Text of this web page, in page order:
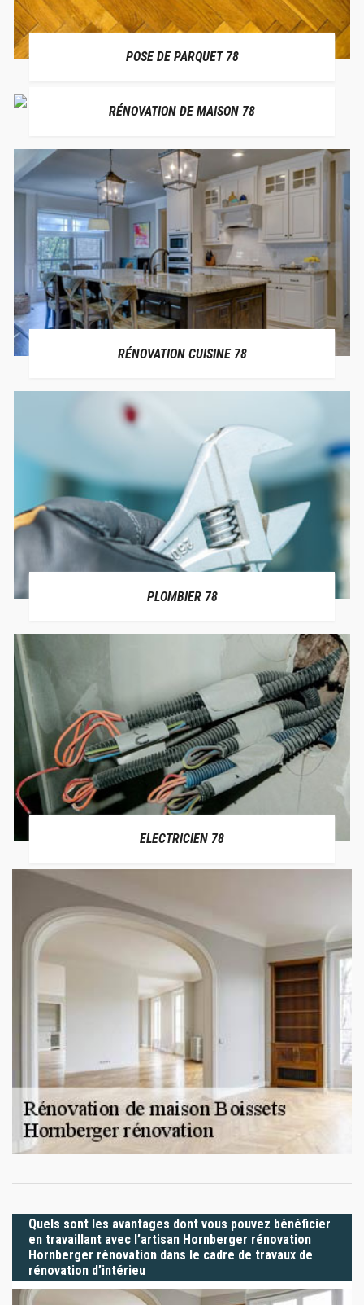
POSE DE PARQUET 78
RÉNOVATION DE MAISON 78
RÉNOVATION CUISINE 78
PLOMBIER 78
ELECTRICIEN 78
Quels sont les avantages dont vous pouvez bénéficier
en travaillant avec l’artisan Hornberger rénovation
Hornberger rénovation dans le cadre de travaux de
rénovation d’intérieu